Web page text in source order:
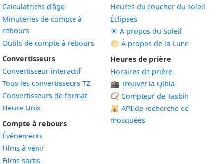
Calculatrices d'âge
Minuteries de compte à
rebours
Outils de compte à rebours
Convertisseurs
Convertisseur interactif
Tous les convertisseurs TZ
Convertisseurs de format
Heure Unix
Compte à rebours
Événements
Films à venir
Films sortis
Heures du coucher du soleil
Éclipses
☀️ À propos du Soleil
🌕 À propos de la Lune
Heures de prière
Horaires de prière
🕋 Trouver la Qibla
📿 Compteur de Tasbih
🕌 API de recherche de
mosquées